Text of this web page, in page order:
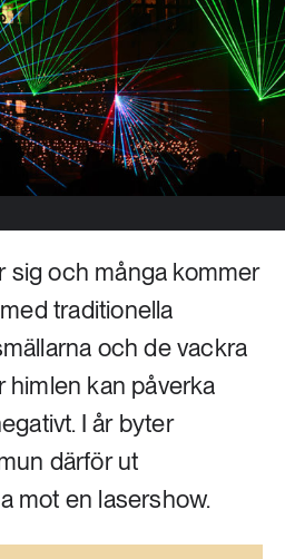
sig och många kommer
traditionella
och de vackra
himlen kan påverka
I år byter
därför ut
mot en lasershow.